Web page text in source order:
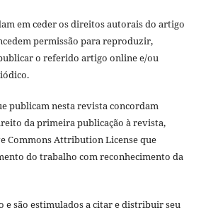
em ceder os direitos autorais do artigo
permissão para reproduzir,
o referido artigo online e/ou
publicam nesta revista concordam
da primeira publicação à revista,
Commons Attribution License que
do trabalho com reconhecimento da
e são estimulados a citar e distribuir seu